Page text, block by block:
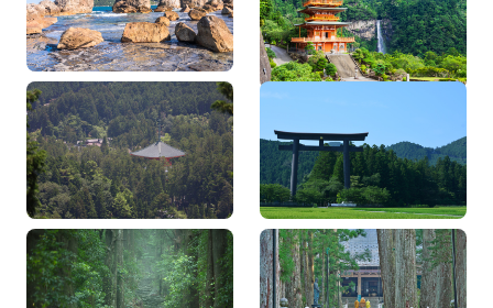
日モデルコース
な風景と歴史…
和歌山県街道マップ 高
野参詣道
朱印を求めて旅する、熊
野三山1泊2日モ…
東京発、高野山から熊野
まで！宿坊と熊野本宮温
東京・大阪から行く！高
野山・九度山を巡り宿坊